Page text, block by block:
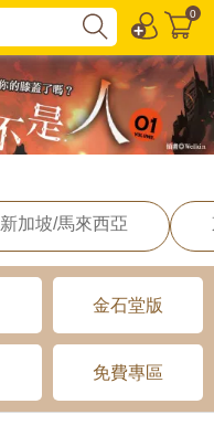
0
新加坡/馬來西亞
金石堂版
免費專區